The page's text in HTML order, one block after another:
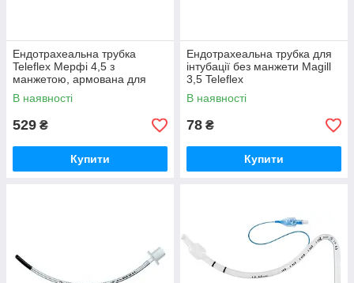
Ендотрахеальна трубка
Teleflex Мерфі 4,5 з
манжетою, армована для
інтубації
В наявності
529 ₴
Купити
Ендотрахеальна трубка для
інтубації без манжети Magill
3,5 Teleflex
В наявності
78 ₴
Купити